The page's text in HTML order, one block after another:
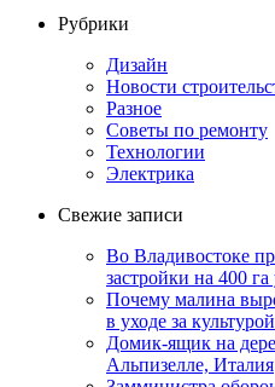
Рубрики
Дизайн
Новости
Разное
Советы по ремонту
Технологии
Электрика
Свежие записи
Во Владивостоке
застройки на 400
Почему малина
в уходе за культурой
Домик-ящик на
Альпизелле, Италия